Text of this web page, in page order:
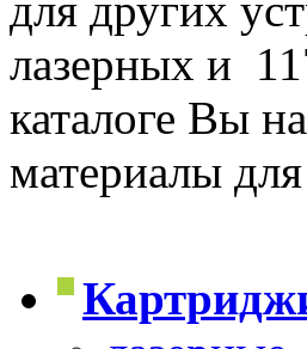
лазерных и
каталоге Вы
материалы